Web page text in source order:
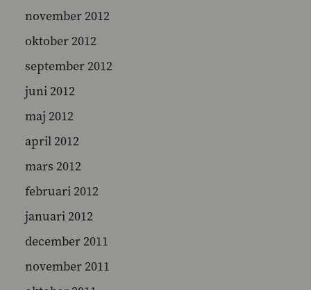
november 2012
oktober 2012
september 2012
juni 2012
maj 2012
april 2012
mars 2012
februari 2012
januari 2012
december 2011
november 2011